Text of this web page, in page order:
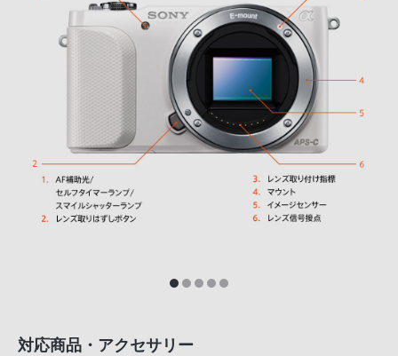
対応商品・アクセサリー